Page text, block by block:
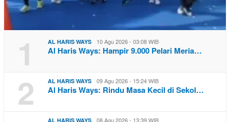
1 AL HARIS WAYS 10 Agu 2026 - 03:08 WIB
Al Haris Ways: Hampir 9.000 Pelari Meria…
2 AL HARIS WAYS 09 Agu 2026 - 15:24 WIB
Al Haris Ways: Rindu Masa Kecil di Sekol…
AL HARIS WAYS 08 Agu 2026 - 13:39 WIB